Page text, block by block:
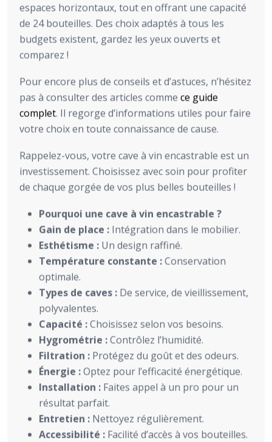
espaces horizontaux, tout en offrant une capacité
de 24 bouteilles. Des choix adaptés à tous les
budgets existent, gardez les yeux ouverts et
comparez !
Pour encore plus de conseils et d’astuces, n’hésitez
pas à consulter des articles comme ce guide
complet. Il regorge d’informations utiles pour faire
votre choix en toute connaissance de cause.
Rappelez-vous, votre cave à vin encastrable est un
investissement. Choisissez avec soin pour profiter
de chaque gorgée de vos plus belles bouteilles !
Pourquoi une cave à vin encastrable ?
Gain de place : Intégration dans le mobilier.
Esthétisme : Un design raffiné.
Température constante :Conservation
optimale.
Types de caves : De service, de vieillissement,
polyvalentes.
Capacité :Choisissez selon vos besoins.
Hygrométrie :Contrôlez l’humidité.
Filtration : Protégez du goût et des odeurs.
Énergie :Optez pour l’efficacité énergétique.
Installation : Faites appel à un pro pour un
résultat parfait.
Entretien : Nettoyez régulièrement.
Accessibilité : Facilité d’accès à vos bouteilles.